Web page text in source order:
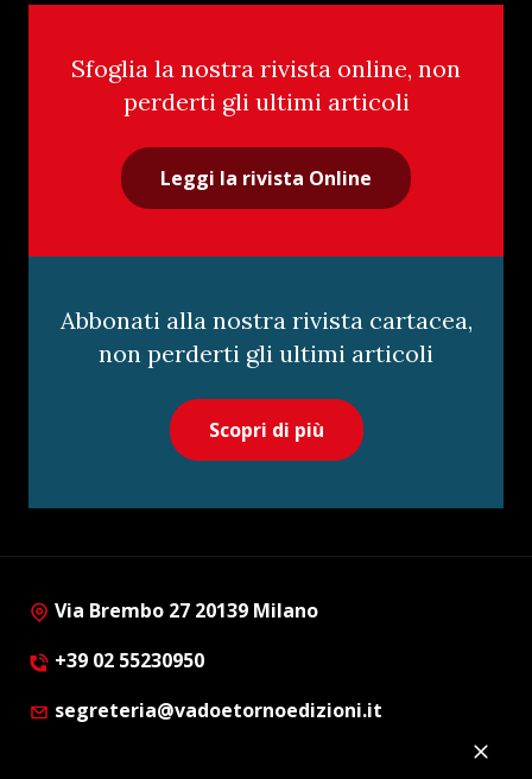
Sfoglia la nostra rivista online, non
perderti gli ultimi articoli
Leggi la rivista Online
Abbonati alla nostra rivista cartacea,
non perderti gli ultimi articoli
Scopri di più
Via Brembo 27 20139 Milano
+39 02 55230950
segreteria@vadoetornoedizioni.it